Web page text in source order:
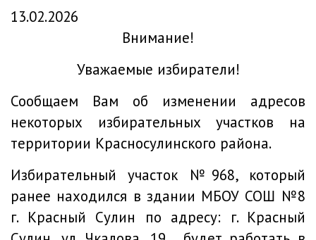
13.02.2026
Внимание!
Уважаемые избиратели!
Сообщаем Вам об изменении адресов
некоторых избирательных участков на
территории Красносулинского района.
Избирательный участок №968, который
ранее находился в здании МБОУ СОШ №8
г. Красный Сулин по адресу: г. Красный